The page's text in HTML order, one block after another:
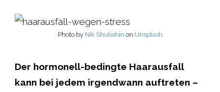
Photo by Nik Shuliahin on Unsplash
Der hormonell-bedingte Haarausfall
kann bei jedem irgendwann auftreten –